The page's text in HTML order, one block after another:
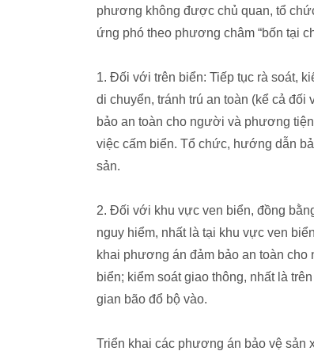
phương không được chủ quan, tổ
ứng phó theo phương châm “bốn tại
1. Đối với trên biển: Tiếp tục rà soát,
di chuyển, tránh trú an toàn (kể cả
bảo an toàn cho người và phương
việc cấm biển. Tổ chức, hướng dẫn
sản.
2. Đối với khu vực ven biển, đồng
nguy hiểm, nhất là tại khu vực ven
khai phương án đảm bảo an toàn
biển; kiểm soát giao thông, nhất là
gian bão đổ bộ vào.
Triển khai các phương án bảo vệ sản